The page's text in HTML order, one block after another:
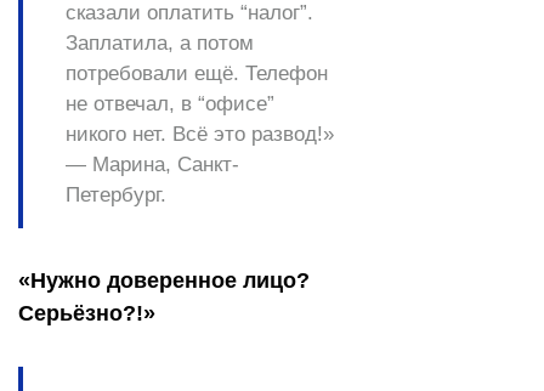
сказали оплатить “налог”.
Заплатила, а потом
потребовали ещё. Телефон
не отвечал, в “офисе”
никого нет. Всё это развод!»
— Марина, Санкт-
Петербург.
«Нужно доверенное лицо?
Серьёзно?!»